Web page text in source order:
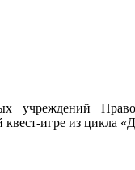
учреждений
квест-игре из цикла